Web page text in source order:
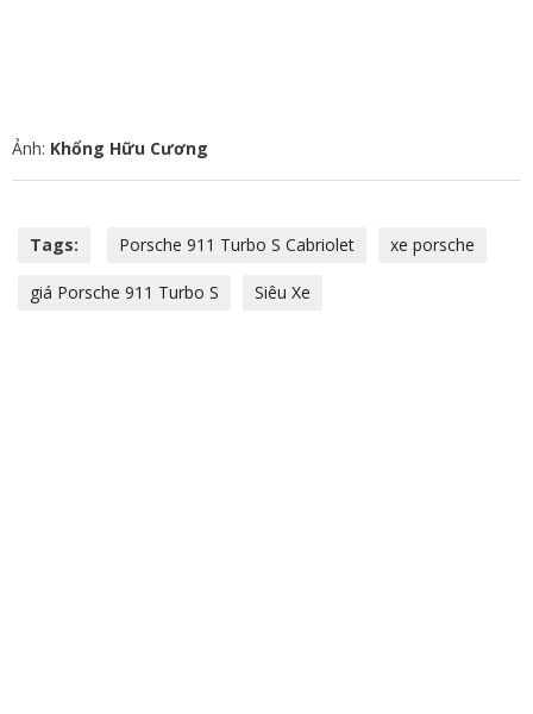
Ảnh: Khổng Hữu Cương
Tags: Porsche 911 Turbo S Cabriolet xe porsche
giá Porsche 911 Turbo S Siêu Xe